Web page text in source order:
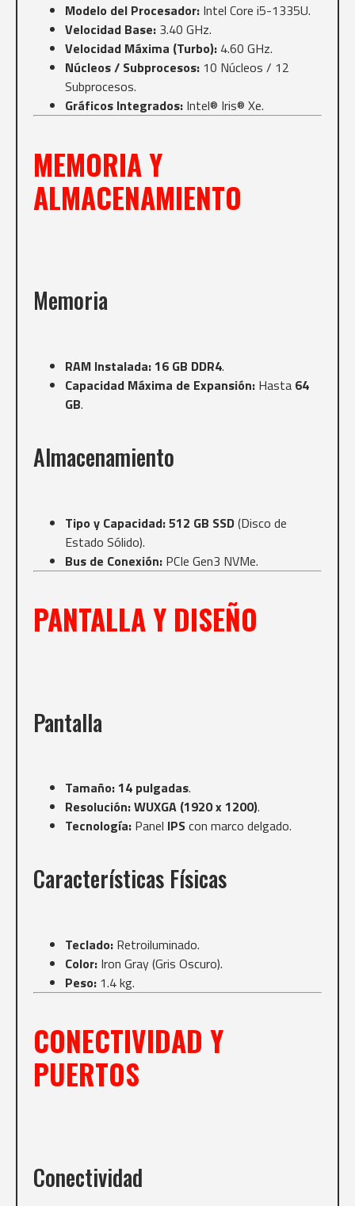
Modelo del Procesador: Intel Core i5-1335U.
Velocidad Base: 3.40 GHz.
Velocidad Máxima (Turbo): 4.60 GHz.
Núcleos / Subprocesos: 10 Núcleos / 12
Subprocesos.
Gráficos Integrados: Intel® Iris® Xe.
MEMORIA Y
ALMACENAMIENTO
Memoria
RAM Instalada: 16 GB DDR4.
Capacidad Máxima de Expansión: Hasta 64
GB.
Almacenamiento
Tipo y Capacidad:512 GB SSD(Disco de
Estado Sólido).
Bus de Conexión: PCIe Gen3 NVMe.
PANTALLA Y DISEÑO
Pantalla
Tamaño: 14 pulgadas.
Resolución:WUXGA (1920 x 1200).
Tecnología: Panel IPScon marco delgado.
Características Físicas
Teclado: Retroiluminado.
Color: Iron Gray (Gris Oscuro).
Peso: 1.4 kg.
CONECTIVIDAD Y
PUERTOS
Conectividad